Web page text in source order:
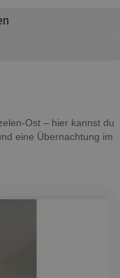
Ost – hier kannst du
eine Übernachtung im